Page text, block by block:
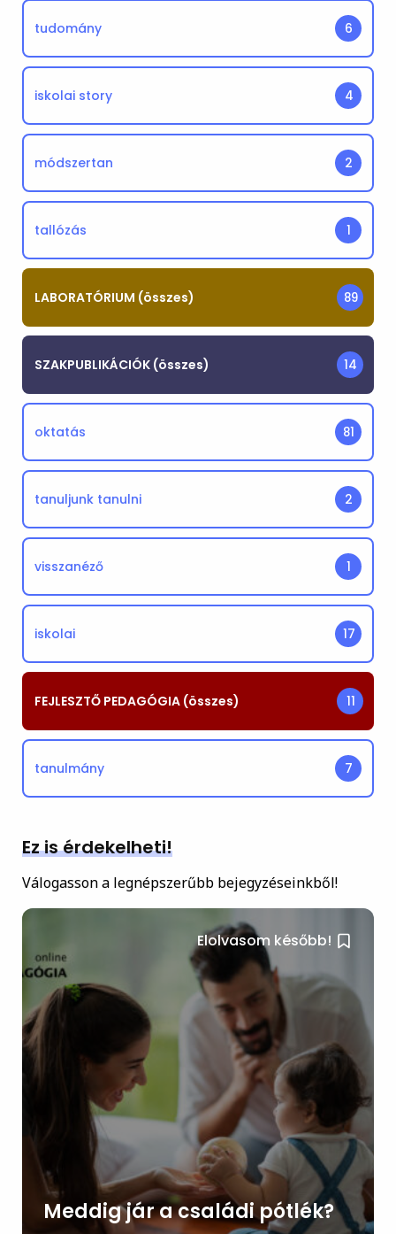
tudomány 6
iskolai story 4
módszertan 2
tallózás 1
LABORATÓRIUM (összes) 89
SZAKPUBLIKÁCIÓK (összes) 14
oktatás 81
tanuljunk tanulni 2
visszanéző 1
iskolai 17
FEJLESZTŐ PEDAGÓGIA (összes) 11
tanulmány 7
Ez is érdekelheti!
Válogasson a legnépszerűbb bejegyzéseinkből!
Elolvasom később!
Meddig jár a családi pótlék?